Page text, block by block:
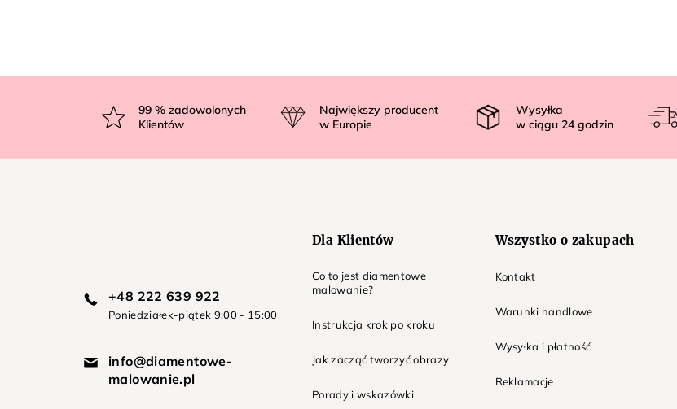
p
99% zadowolonych
Klientów
Największy producent
w Europie
Wysyłka
w ciągu 24 godzin
+48 222 639 922
Poniedziałek-piątek 9:00 - 15:00
info@diamentowe-
malowanie.pl
Dla Klientów
Co to jest diamentowe
malowanie?
Instrukcja krok po kroku
Jak zacząć tworzyć obrazy
Porady i wskazówki
Wszystko o zakupach
Kontakt
Warunki handlowe
Wysyłka i płatność
Reklamacje